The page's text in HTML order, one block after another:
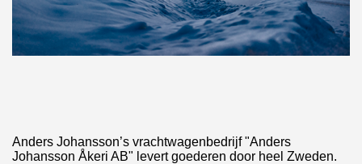
Anders Johansson’s vrachtwagenbedrijf "Anders
Johansson Åkeri AB" levert goederen door heel Zweden.